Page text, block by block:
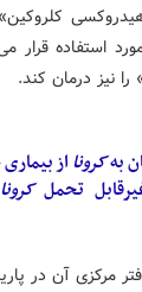
استفاده قرار
نیز درمان کند.
کرونااز
تحملکرونا
مرکزی آن در